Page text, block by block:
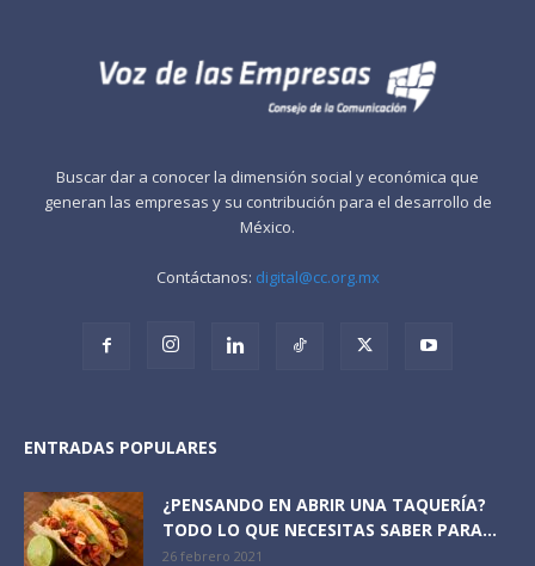
Buscar dar a conocer la dimensión social y económica que
generan las empresas y su contribución para el desarrollo de
México.
Contáctanos: digital@cc.org.mx
ENTRADAS POPULARES
¿PENSANDO EN ABRIR UNA TAQUERÍA?
TODO LO QUE NECESITAS SABER PARA...
26 febrero 2021